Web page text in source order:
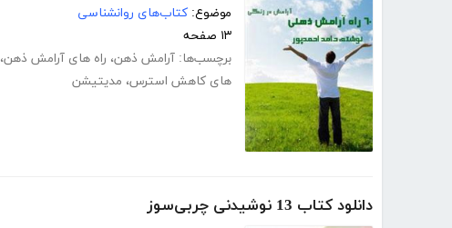
موضوع: کتاب‌های روانشناسی
۱۳ صفحه
برچسب‌ها: آرامش ذهن، راه های آرامش ذهن،
های کاهش استرس، مدیتیشن
دانلود کتاب 13 نوشیدنی چربی‌سوز